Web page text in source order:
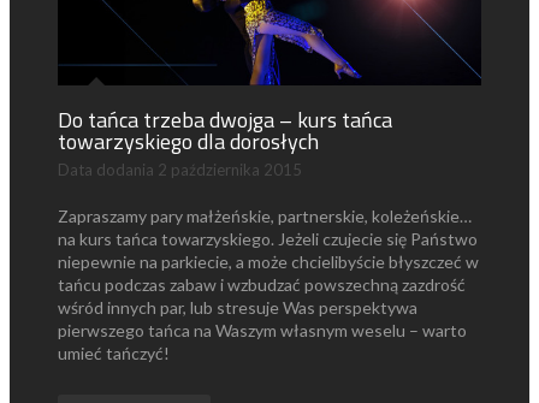
Do tańca trzeba dwojga – kurs tańca
towarzyskiego dla dorosłych
Data dodania 2 października 2015
Zapraszamy pary małżeńskie, partnerskie, koleżeńskie…
na kurs tańca towarzyskiego. Jeżeli czujecie się Państwo
niepewnie na parkiecie, a może chcielibyście błyszczeć w
tańcu podczas zabaw i wzbudzać powszechną zazdrość
wśród innych par, lub stresuje Was perspektywa
pierwszego tańca na Waszym własnym weselu – warto
umieć tańczyć!